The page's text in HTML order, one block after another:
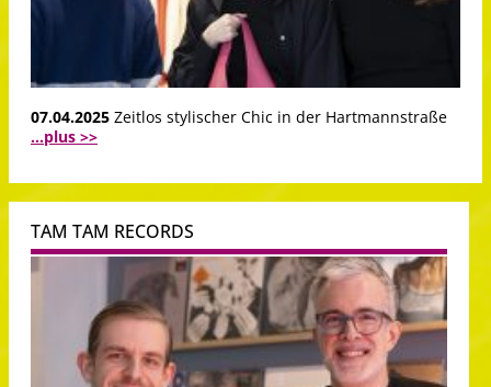
07.04.2025 Zeitlos stylischer Chic in der Hartmannstraße
...plus >>
TAM TAM RECORDS